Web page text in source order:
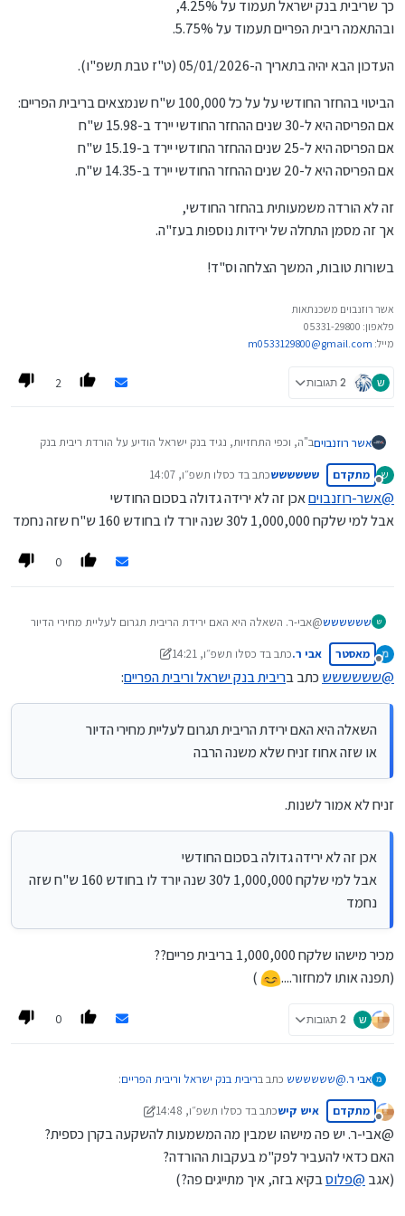
כך שריבית בנק ישראל תעמוד על 4.25%,
ובהתאמה ריבית הפריים תעמוד על 5.75%.
העדכון הבא יהיה בתאריך ה-05/01/2026 (ט"ז טבת תשפ"ו).
הביטוי בהחזר החודשי על על כל 100,000 ש"ח שנמצאים בריבית הפריים:
אם הפריסה היא ל-30 שנים ההחזר החודשי יירד ב-15.98 ש"ח
אם הפריסה היא ל-25 שנים ההחזר החודשי יירד ב-15.19 ש"ח
אם הפריסה היא ל-20 שנים ההחזר החודשי יירד ב-14.35 ש"ח.
זה לא הורדה משמעותית בהחזר החודשי,
אך זה מסמן התחלה של ירידות נוספות בעז"ה.
בשורות טובות, המשך הצלחה וס"ד!
אשר רוזנבוים משכנתאות
פלאפון: 05331-29800
מייל: m0533129800@gmail.com
ש 2 תגובות 2
אשר רוזנבויםב"ה, וכפי התחזיות, נגיד בנק ישראל הודיע על הורדת ריבית בנק
כך שריבית בנק ישראל תעמוד על 4.25%,
ובהתאמה ריבית הפריים תעמוד על 5.75%.
העדכון הבא יהיה בתאריך ה-05/01/2026 (ט"ז טבת תשפ"ו).
הפריים:
אך זה מסמן התחלה של ירידות נוספות בעז"ה.
ש
מנותק
מתקדם ששששששכתב בד כסלו תשפ״ו, 14:07
נערך לאחרונה על ידי
@אשר-רוזנבויםאכן זה לא ירידה גדולה בסכום החודשי
אבל למי שלקח 1,000,000 ל30 שנה יורד לו בחודש 160 ש"ח שזה נחמד
0
ש שששששש@אבי-ר. השאלה היא האם ירידת הריבית תגרום לעליית מחירי הדיור
מנותק
מאסטר אבי ר.כתב בד כסלו תשפ״ו, 14:21
נערך לאחרונה על ידי אבי ר.
@ששששששכתב בריבית בנק ישראל וריבית הפריים:
השאלה היא האם ירידת הריבית תגרום לעליית מחירי הדיור
או שזה אחוז זניח שלא משנה הרבה
זניח לא אמור לשנות.
אכן זה לא ירידה גדולה בסכום החודשי
אבל למי שלקח 1,000,000 ל30 שנה יורד לו בחודש 160 ש"ח שזה
נחמד
מכיר מישהו שלקח 1,000,000 בריבית פריים??
(תפנה אותו למחזור....
)
ש 2 תגובות 0
אבי ר.@שששששש כתב בריבית בנק ישראל וריבית הפריים:
השאלה היא האם ירידת הריבית תגרום לעליית מחירי הדיור
או שזה אחוז זניח שלא משנה הרבה
זניח לא אמור לשנות.
מנותק
מתקדם איש קישכתב בד כסלו תשפ״ו, 14:48
נערך לאחרונה על ידי איש קיש
@אבי-ר. יש פה מישהו שמבין מה המשמעות להשקעה בקרן כספית?
האם כדאי להעביר לפק"מ בעקבות ההורדה?
(אגב@פלוסבקיא בזה, איך מתייגים פה?)